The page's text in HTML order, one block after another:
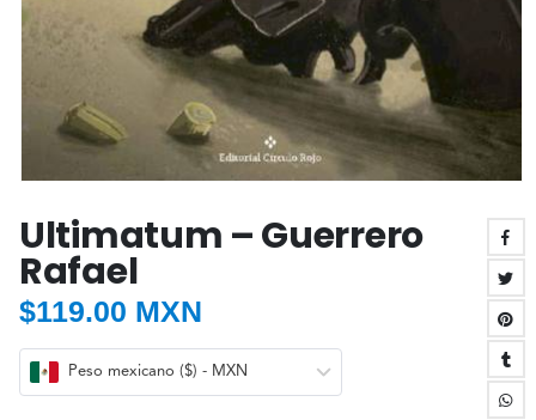
Ultimatum – Guerrero
Rafael
$119.00 MXN
Peso mexicano ($) - MXN